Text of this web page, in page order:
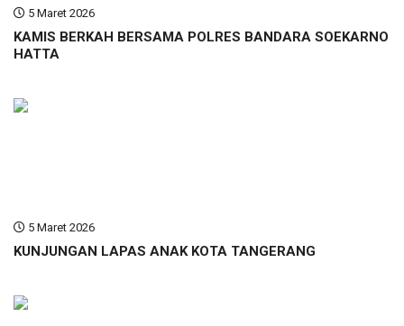
5 Maret 2026
KAMIS BERKAH BERSAMA POLRES BANDARA SOEKARNO
HATTA
5 Maret 2026
KUNJUNGAN LAPAS ANAK KOTA TANGERANG